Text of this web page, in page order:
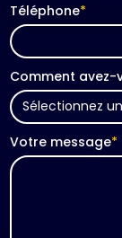
Téléphone*
Comment avez-
Votre message*